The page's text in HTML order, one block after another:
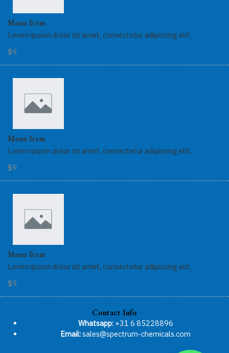
Menu Item
Lorem ipsum dolor sit amet, consectetur adipiscing elit.
$9
Menu Item
Lorem ipsum dolor sit amet, consectetur adipiscing elit.
$9
Menu Item
Lorem ipsum dolor sit amet, consectetur adipiscing elit.
$9
Contact Info
Whatsapp:+31 6 85228896
Email:sales@spectrum-chemicals.com